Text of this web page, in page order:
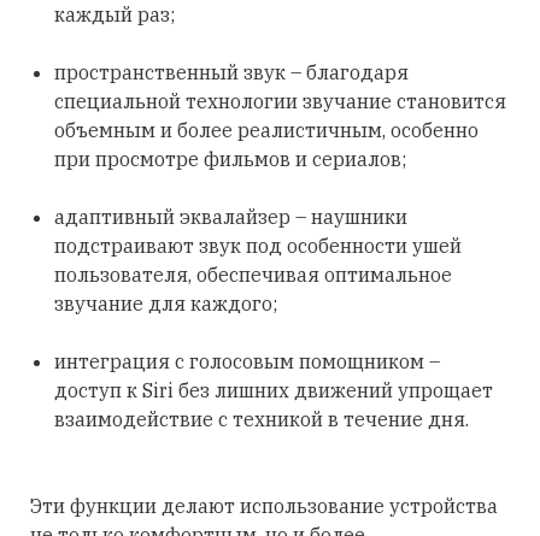
каждый раз;
пространственный звук – благодаря
специальной технологии звучание становится
объемным и более реалистичным, особенно
при просмотре фильмов и сериалов;
адаптивный эквалайзер – наушники
подстраивают звук под особенности ушей
пользователя, обеспечивая оптимальное
звучание для каждого;
интеграция с голосовым помощником –
доступ к Siri без лишних движений упрощает
взаимодействие с техникой в течение дня.
Эти функции делают использование устройства